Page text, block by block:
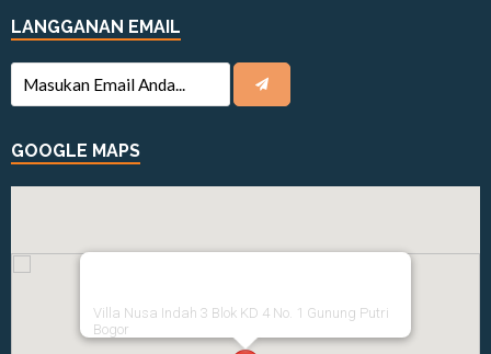
LANGGANAN EMAIL
GOOGLE MAPS
Villa Nusa Indah 3 Blok KD 4 No. 1 Gunung Putri
Bogor